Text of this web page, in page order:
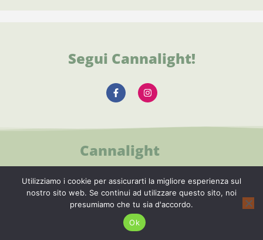
Segui Cannalight!
Cannalight
Cannalight è una guida indipendente curata
da un team i editori. Testiamo i prodotti in
condizioni reali, analizziamo gli shop online
e selezioniamo solo i siti più affidabili. Il
Utilizziamo i cookie per assicurarti la migliore esperienza sul
nostro sito web. Se continui ad utilizzare questo sito, noi
presumiamo che tu sia d'accordo.
Ok